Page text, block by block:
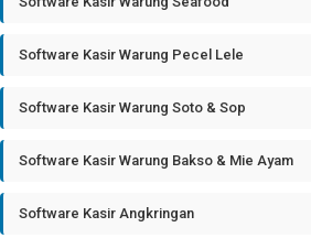
Software Kasir Warung Pecel Lele
Software Kasir Warung Soto & Sop
Software Kasir Warung Bakso & Mie Ayam
Software Kasir Angkringan